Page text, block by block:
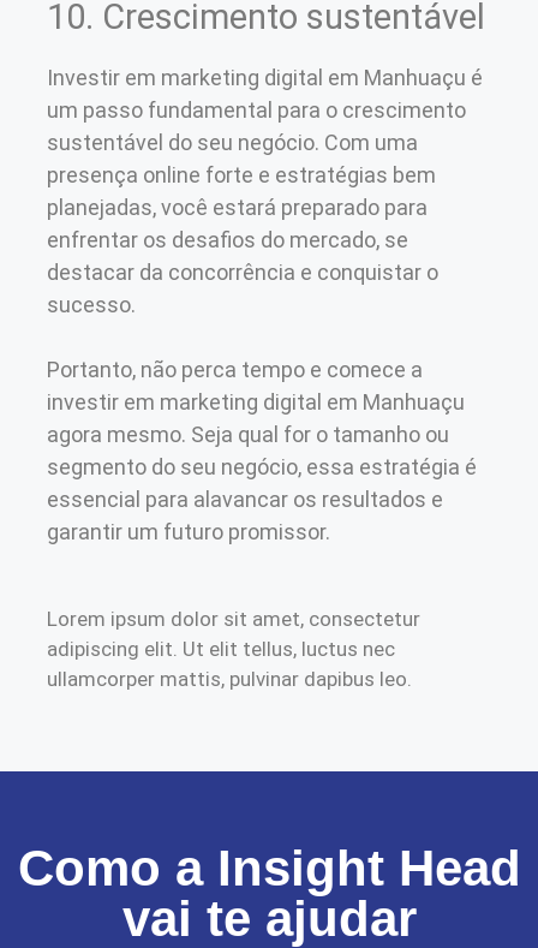
10. Crescimento sustentável
Investir em marketing digital em Manhuaçu é
um passo fundamental para o crescimento
sustentável do seu negócio. Com uma
presença online forte e estratégias bem
planejadas, você estará preparado para
enfrentar os desafios do mercado, se
destacar da concorrência e conquistar o
sucesso.
Portanto, não perca tempo e comece a
investir em marketing digital em Manhuaçu
agora mesmo. Seja qual for o tamanho ou
segmento do seu negócio, essa estratégia é
essencial para alavancar os resultados e
garantir um futuro promissor.
Lorem ipsum dolor sit amet, consectetur
adipiscing elit. Ut elit tellus, luctus nec
ullamcorper mattis, pulvinar dapibus leo.
Como a Insight Head
vai te ajudar